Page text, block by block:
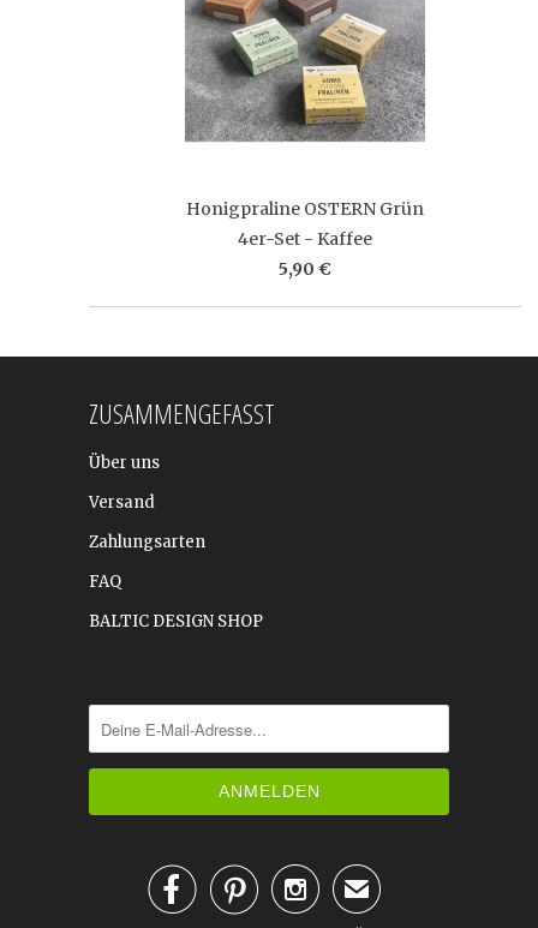
Honigpraline OSTERN Grün
4er-Set - Kaffee
5,90 €
ZUSAMMENGEFASST
Über uns
Versand
Zahlungsarten
FAQ
BALTIC DESIGN SHOP
✉